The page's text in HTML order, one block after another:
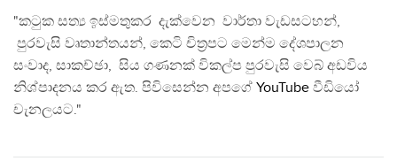
"කටුක සත්‍ය ඉස්මතුකර දැක්වෙන වාර්තා වැඩසටහන්,
පුරවැසි වෘතාන්තයන්, කෙටි චිත්‍රපට මෙන්ම දේශපාලන
සංවාද, සාකච්ඡා, සිය ගණනක් විකල්ප පුරවැසි වෙබ් අඩවිය
නිශ්පාදනය කර ඇත. පිවිසෙන්න අපගේ YouTube වීඩියෝ
චැනලයට."